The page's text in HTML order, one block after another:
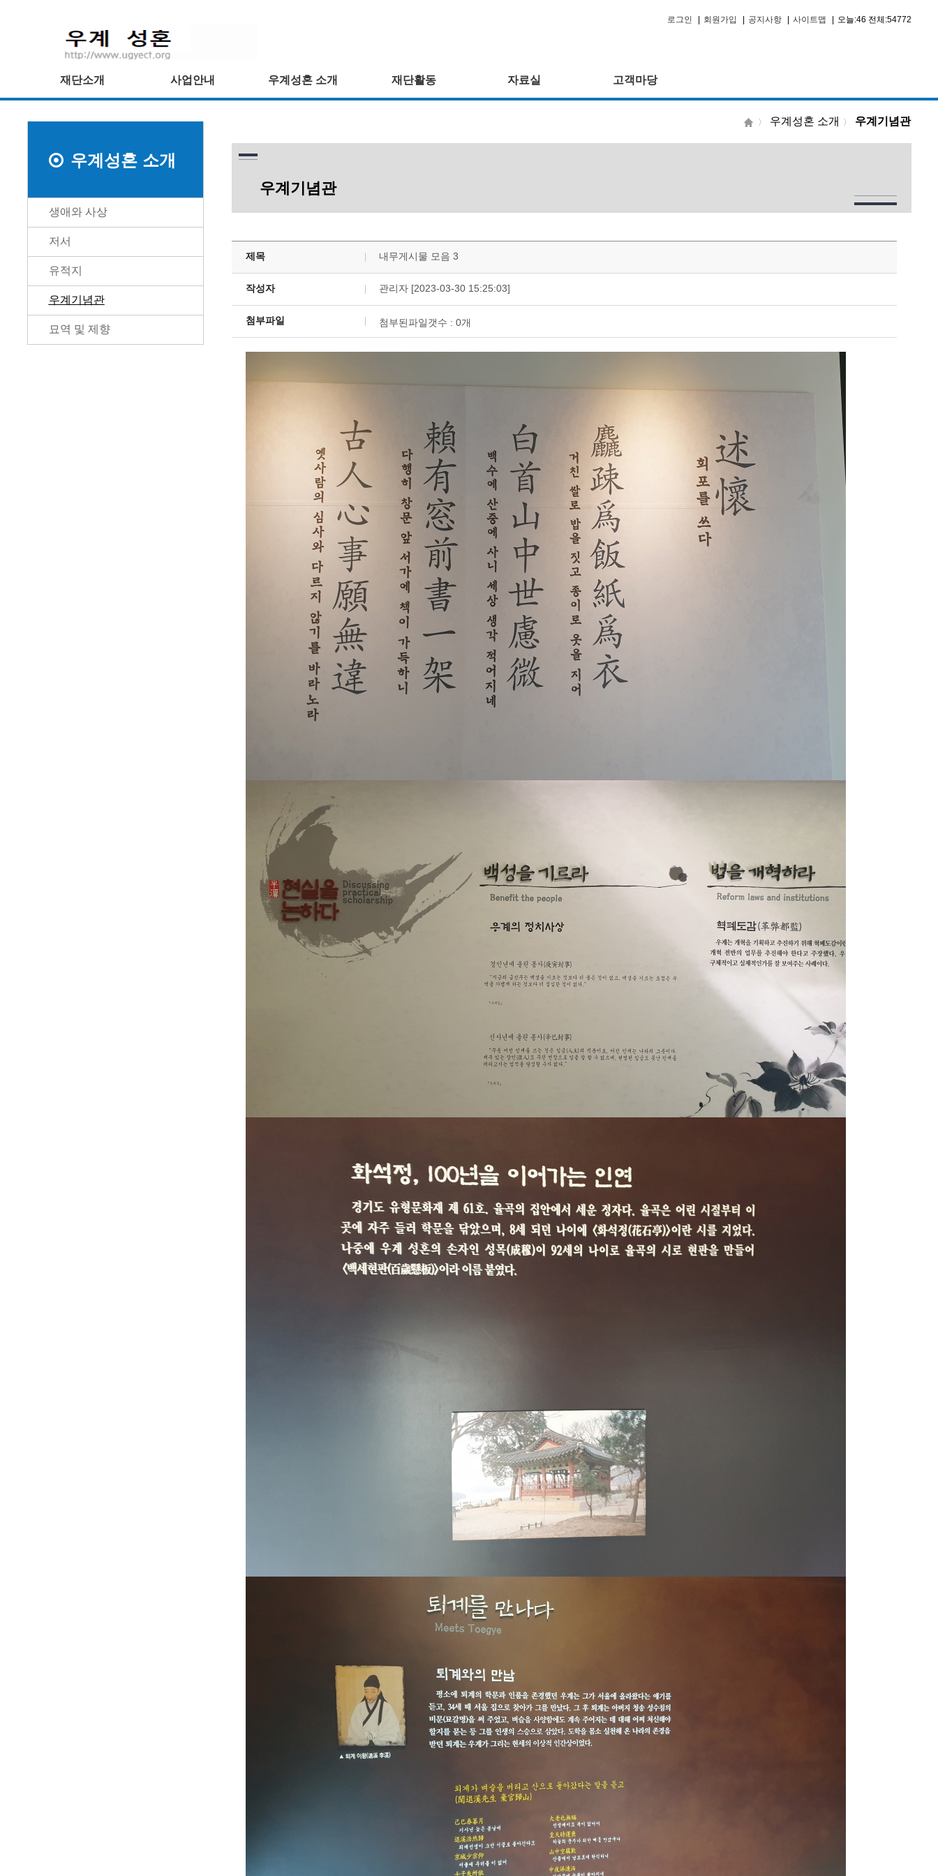
로그인 회원가입 공지사항 사이트맵 오늘:46 전체:54772
재단소개 사업안내 우계성혼 소개 재단활동 자료실 고객마당
우계성혼 소개
생애와 사상
저서
유적지
우계기념관
묘역 및 제향
〉 우계성혼 소개 〉 우계기념관
우계기념관
제목 내무게시물 모음 3
작성자 관리자 [2023-03-30 15:25:03]
첨부파일 첨부된파일갯수 : 0개